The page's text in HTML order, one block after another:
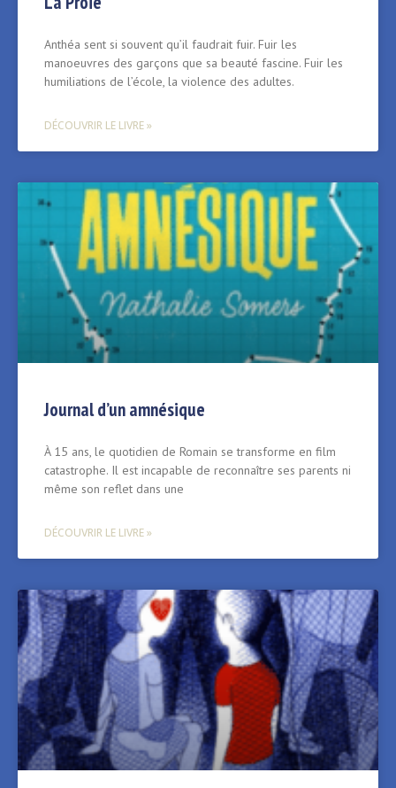
Anthéa sent si souvent qu’il faudrait fuir. Fuir les
manoeuvres des garçons que sa beauté fascine. Fuir les
humiliations de l’école, la violence des adultes.
DÉCOUVRIR LE LIVRE »
Journal d’un amnésique
À 15 ans, le quotidien de Romain se transforme en film
catastrophe. Il est incapable de reconnaître ses parents ni
même son reflet dans une
DÉCOUVRIR LE LIVRE »